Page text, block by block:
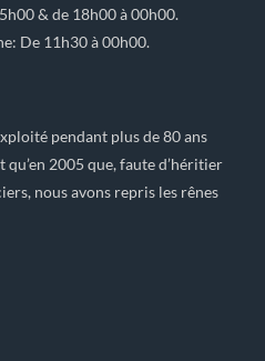
& de 18h00 à 00h00.
De 11h30 à 00h00.
pendant plus de 80 ans
qu’en 2005 que, faute d’héritier
nous avons repris les rênes